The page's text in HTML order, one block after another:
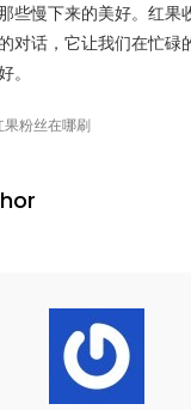
些慢下来的美好。红果
对话，它让我们在忙碌
。
果粉丝在哪刷